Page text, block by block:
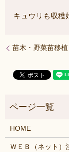
キュウリも収穫
苗木・野菜苗移植
HOME
ＷＥＢ（ネット）